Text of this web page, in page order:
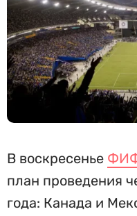
В воскресенье
план проведения
года: Канада и